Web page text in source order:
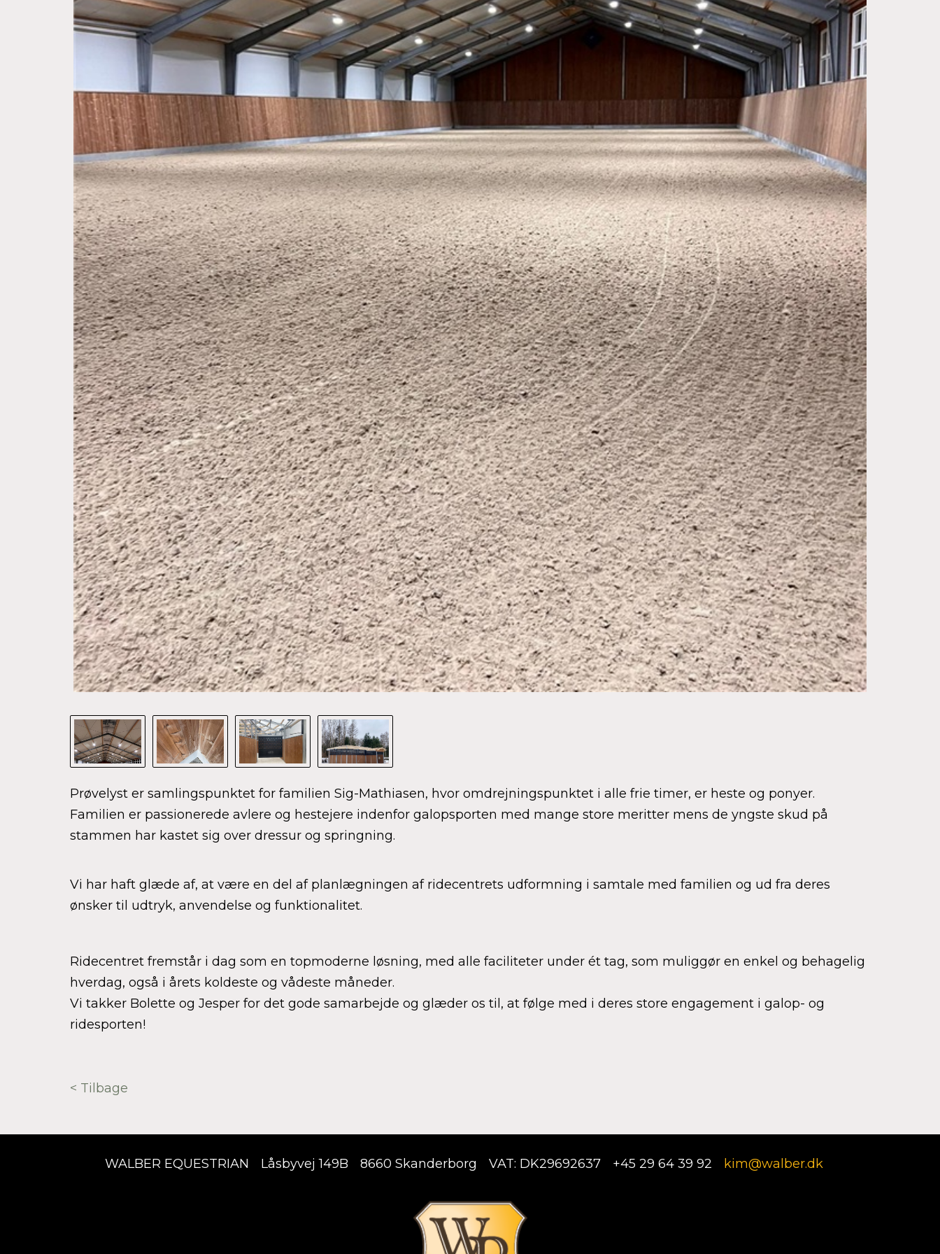
Prøvelyst er samlingspunktet for familien Sig-Mathiasen, hvor omdrejningspunktet i alle frie timer, er heste og ponyer.
Familien er passionerede avlere og hestejere indenfor galopsporten med mange store meritter mens de yngste skud på
stammen har kastet sig over dressur og springning.
Vi har haft glæde af, at være en del af planlægningen af ridecentrets udformning i samtale med familien og ud fra deres
ønsker til udtryk, anvendelse og funktionalitet.
Ridecentret fremstår i dag som en topmoderne løsning, med alle faciliteter under ét tag, som muliggør en enkel og behagelig
hverdag, også i årets koldeste og vådeste måneder.
Vi takker Bolette og Jesper for det gode samarbejde og glæder os til, at følge med i deres store engagement i galop- og
ridesporten!
< Tilbage
WALBER EQUESTRIAN Låsbyvej 149B 8660 Skanderborg VAT: DK29692637 +45 29 64 39 92 kim@walber.dk